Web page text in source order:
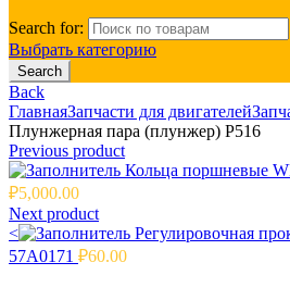
Search for:
Выбрать категорию
Search
Back
ГлавнаяЗапчасти для двигателей
Плунжерная пара (плунжер) P516
Previous product
Кольца поршневые
₽5,000.00
Next product
<
Регулировочная
57A0171 ₽60.00